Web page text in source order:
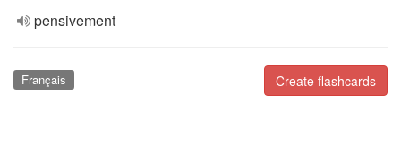
pensivement
Create flashcards
Français